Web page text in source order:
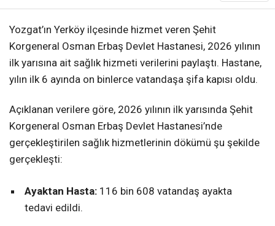
Yozgat’ın Yerköy ilçesinde hizmet veren Şehit
Korgeneral Osman Erbaş Devlet Hastanesi, 2026 yılının
ilk yarısına ait sağlık hizmeti verilerini paylaştı. Hastane,
yılın ilk 6 ayında on binlerce vatandaşa şifa kapısı oldu.
Açıklanan verilere göre, 2026 yılının ilk yarısında Şehit
Korgeneral Osman Erbaş Devlet Hastanesi’nde
gerçekleştirilen sağlık hizmetlerinin dökümü şu şekilde
gerçekleşti:
Ayaktan Hasta: 116 bin 608 vatandaş ayakta
tedavi edildi.